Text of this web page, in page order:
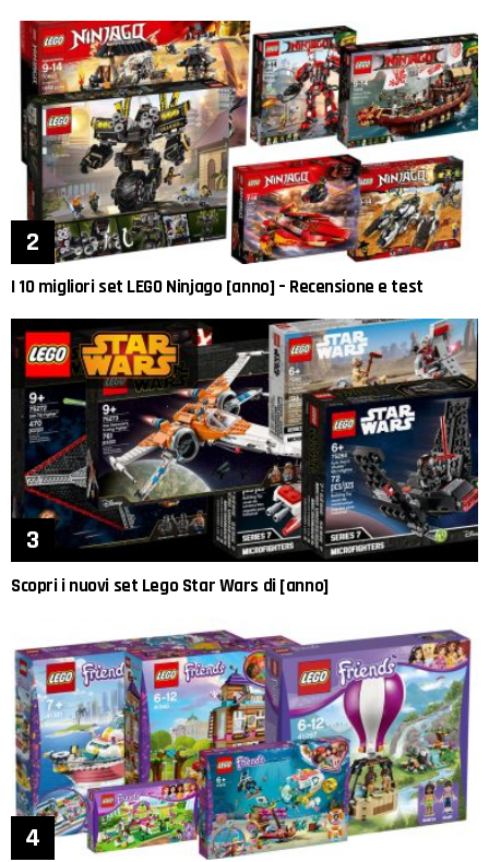
I 10 migliori set LEGO Ninjago [anno] – Recensione e test
Scopri i nuovi set Lego Star Wars di [anno]